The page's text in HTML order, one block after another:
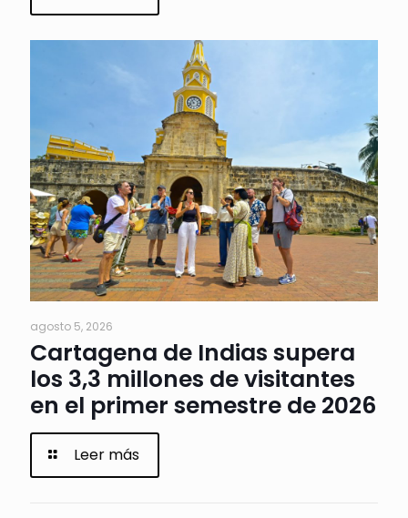
agosto 5, 2026
Cartagena de Indias supera
los 3,3 millones de visitantes
en el primer semestre de 2026
Leer más